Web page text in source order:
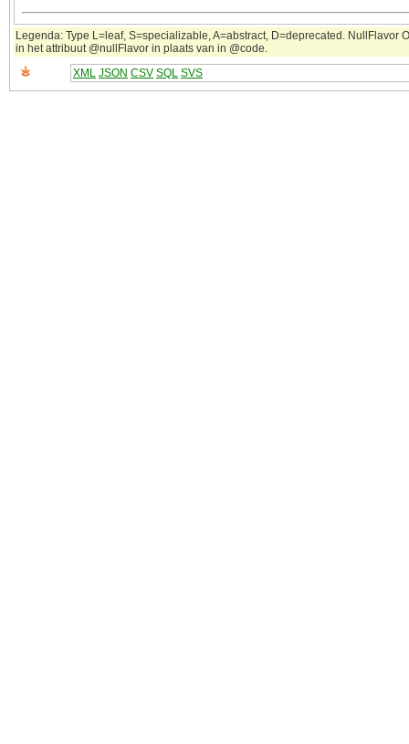
Legenda: Type L=leaf, S=specializable, A=abstract, D=deprecated.
in het attribuut @nullFlavor in plaats van in @code.
XML JSON CSV SQL SVS